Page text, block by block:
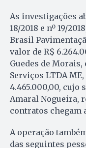
As investigações
18/2018 e nº 19/
Brasil
valor de R$
Guedes de
Serviços LTDA
4.465.000,00,
Amaral Nogueira,
contratos chegam
A operação
das seguintes